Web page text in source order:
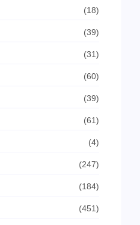
(18)
(39)
(31)
(60)
(39)
(61)
(4)
(247)
(184)
(451)